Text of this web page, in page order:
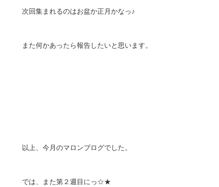
次回集まれるのはお盆か正月かなっ♪
また何かあったら報告したいと思います。
以上、今月のマロンブログでした。
では、また第２週目にっ☆★